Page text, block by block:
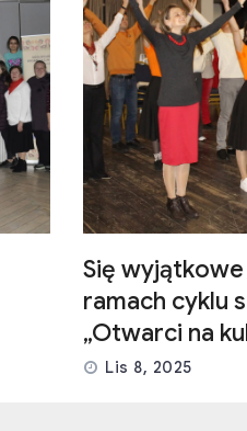
Się
ramach cyklu
„Otwarci na
Lis 8, 2025